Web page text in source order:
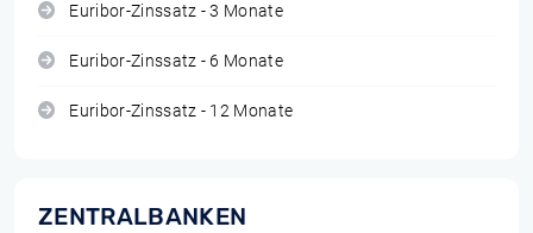
Euribor-Zinssatz - 3 Monate
Euribor-Zinssatz - 6 Monate
Euribor-Zinssatz - 12 Monate
ZENTRALBANKEN